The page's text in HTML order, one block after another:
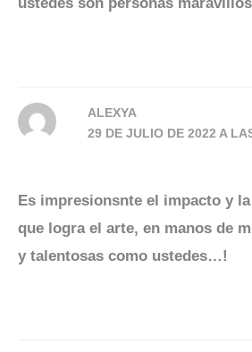
ALEXYA
29 DE JULIO DE 2022 A
Es impresionsnte el impacto y
que logra el arte, en manos de
y talentosas como ustedes…!